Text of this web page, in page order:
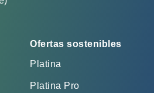
Ofertas sostenibles
Platina
Platina Pro